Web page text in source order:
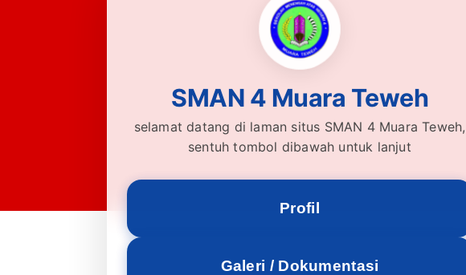
SMAN 4 Muara Teweh
SMAN 4 Muara Teweh
selamat datang di laman situs SMAN 4 Muara Teweh,
sentuh tombol dibawah untuk lanjut
Profil
Galeri / Dokumentasi